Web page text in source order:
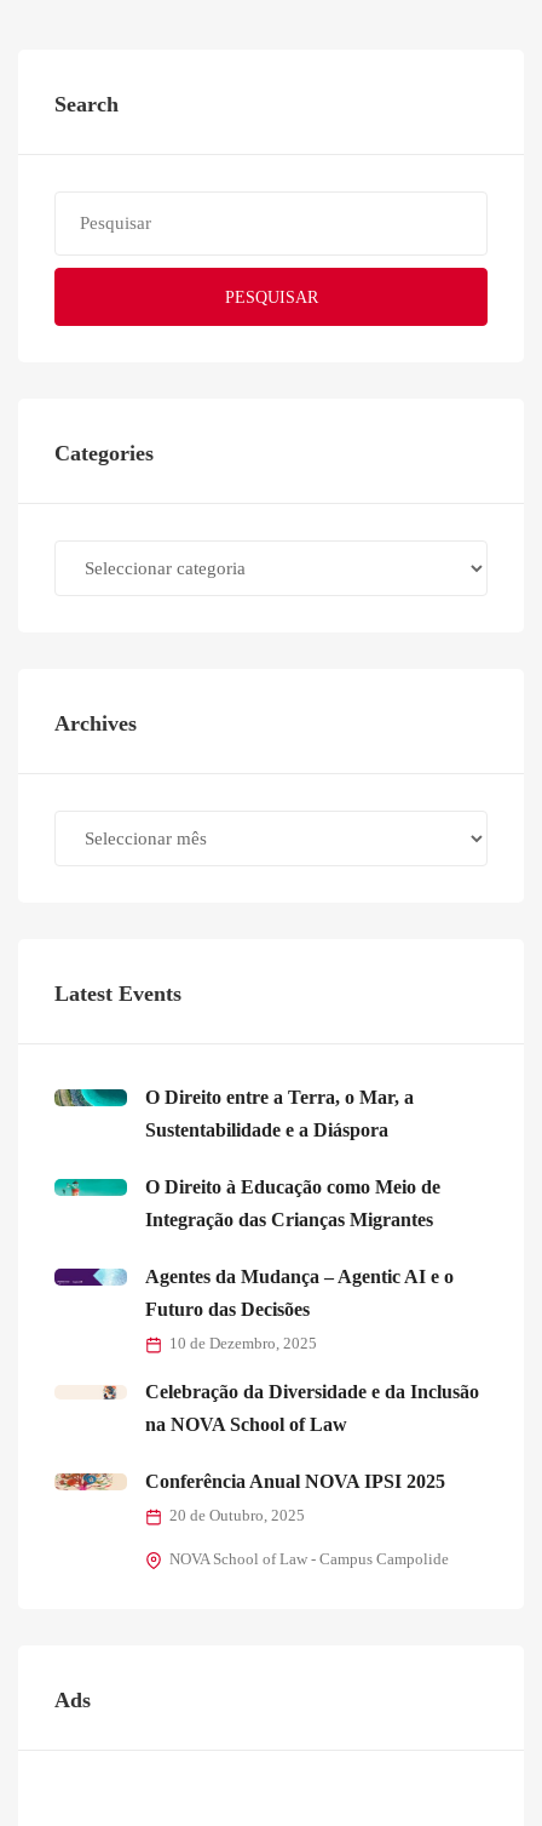
Search
PESQUISAR
Categories
Archives
Latest Events
O Direito entre a Terra, o Mar, a
Sustentabilidade e a Diáspora
O Direito à Educação como Meio de
Integração das Crianças Migrantes
Agentes da Mudança – Agentic AI e o
Futuro das Decisões
10 de Dezembro, 2025
Celebração da Diversidade e da Inclusão
na NOVA School of Law
Conferência Anual NOVA IPSI 2025
20 de Outubro, 2025
NOVA School of Law - Campus Campolide
Ads